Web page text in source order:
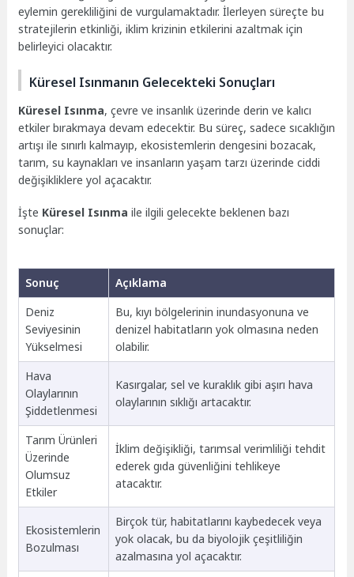
eylemin gerekliliğini de vurgulamaktadır. İlerleyen süreçte bu
stratejilerin etkinliği, iklim krizinin etkilerini azaltmak için
belirleyici olacaktır.
Küresel Isınmanın Gelecekteki Sonuçları
Küresel Isınma, çevre ve insanlık üzerinde derin ve kalıcı
etkiler bırakmaya devam edecektir. Bu süreç, sadece sıcaklığın
artışı ile sınırlı kalmayıp, ekosistemlerin dengesini bozacak,
tarım, su kaynakları ve insanların yaşam tarzı üzerinde ciddi
değişikliklere yol açacaktır.
İşte Küresel Isınma ile ilgili gelecekte beklenen bazı
sonuçlar:
Sonuç
Açıklama
Deniz
Seviyesinin
Yükselmesi
Bu, kıyı bölgelerinin inundasyonuna ve
denizel habitatların yok olmasına neden
olabilir.
Hava
Olaylarının
Şiddetlenmesi
Kasırgalar, sel ve kuraklık gibi aşırı hava
olaylarının sıklığı artacaktır.
Tarım Ürünleri
Üzerinde
Olumsuz
Etkiler
İklim değişikliği, tarımsal verimliliği tehdit
ederek gıda güvenliğini tehlikeye
atacaktır.
Ekosistemlerin
Bozulması
Birçok tür, habitatlarını kaybedecek veya
yok olacak, bu da biyolojik çeşitliliğin
azalmasına yol açacaktır.